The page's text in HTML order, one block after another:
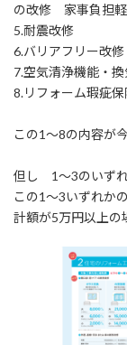
の改修 家事負担
5.耐震改修
6.バリアフリー改
7.空気清浄機能・
8.リフォーム瑕疵
この1～8の内容が
但し 1～3のいずれ
この1～3いずれか
計額が5万円以上の